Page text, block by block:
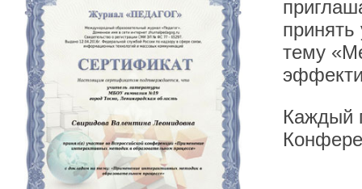
тему
Каждый